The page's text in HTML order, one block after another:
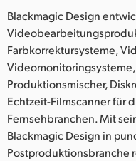
Blackmagic Design
Farbkorrektursysteme,
Produktionsmischer,
Echtzeit-Filmscanner für
Fernsehbranchen. Mit
Blackmagic Design in
Postproduktionsbranche